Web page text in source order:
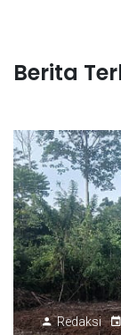
Berita
Redaksi